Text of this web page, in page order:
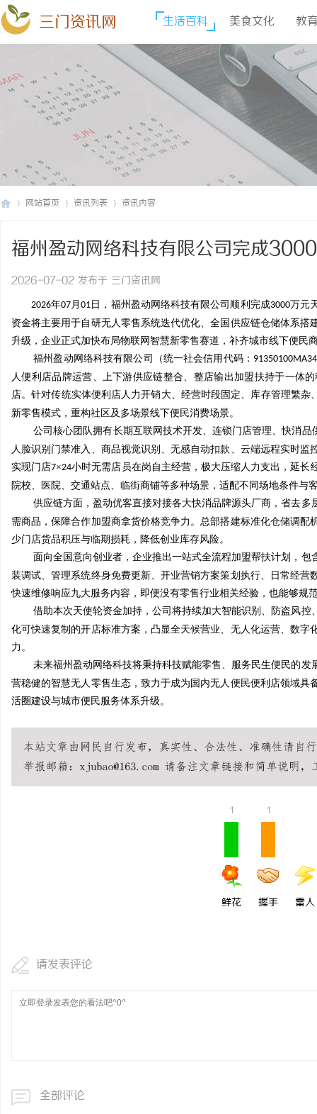
三门资讯网 生活百科 美食文化 教
网站首页 资讯列表 资讯内容
福州盈动网络科技有限公司完成
售全国拓展
2026-07-02 发布于 三门资讯网
2026年07月01 日 ，福州盈动网络科技有限公司顺利完成3000万元
资金将主要用于自研无人零售系统迭代优化、全国供应链仓储体系
升级，企业正式加快布局物联网智慧新零售赛道，补齐城市线下便民
福州盈动网络科技有限公司（统一社会信用代码：
人便利店品牌运营、上下游供应链整合、整店输出加盟扶持于一体
店。针对传统实体便利店人力开销大、经营时段固定、库存管理繁
新零售模式，重构社区及多场景线下便民消费场景。
公司核心团队拥有长期互联网技术开发、连锁门店管理、快消
人脸识别门禁准入、商品视觉识别、无感自动扣款、云端远程实时
实现门店7×24小时无需店员在岗自主经营，极大压缩人力支出，延
院校、医院、交通站点、临街商铺等多种场景，适配不同场地条件与
供应链方面，盈动优客直接对接各大快消品牌源头厂商，省去
需商品，保障合作加盟商拿货价格竞争力。总部搭建标准化仓储调
少门店货品积压与临期损耗，降低创业库存风险。
面向全国意向创业者，企业推出一站式全流程加盟帮扶计划，
装调试、管理系统终身免费更新、开业营销方案策划执行、日常经
快速维修响应九大服务内容，即便没有零售行业相关经验，也能够规
借助本次天使轮资金加持，公司将持续加大智能识别、防盗风
化可快速复制的开店标准方案，凸显全天候营业、无人化运营、数
力。
未来福州盈动网络科技将秉持科技赋能零售、服务民生便民的
营稳健的智慧无人零售生态，致力于成为国内无人便民便利店领域
活圈建设与城市便民服务体系升级。
1
鲜花
1
握手 雷人
请发表评论
全部评论
全解析